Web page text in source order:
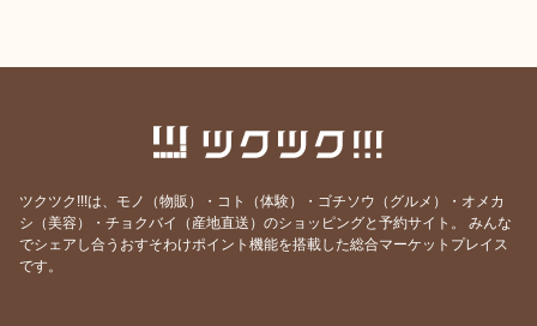
ツクツク!!!は、モノ（物販）・コト（体験）・ゴチソウ（グルメ）・オメカ
シ（美容）・チョクバイ（産地直送）のショッピングと予約サイト。
みんな
でシェアし合うおすそわけポイント機能を搭載した総合マーケットプレイス
です。